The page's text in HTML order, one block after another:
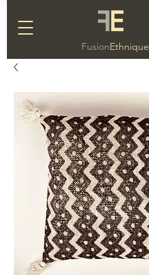
FusionEthnique
E
F